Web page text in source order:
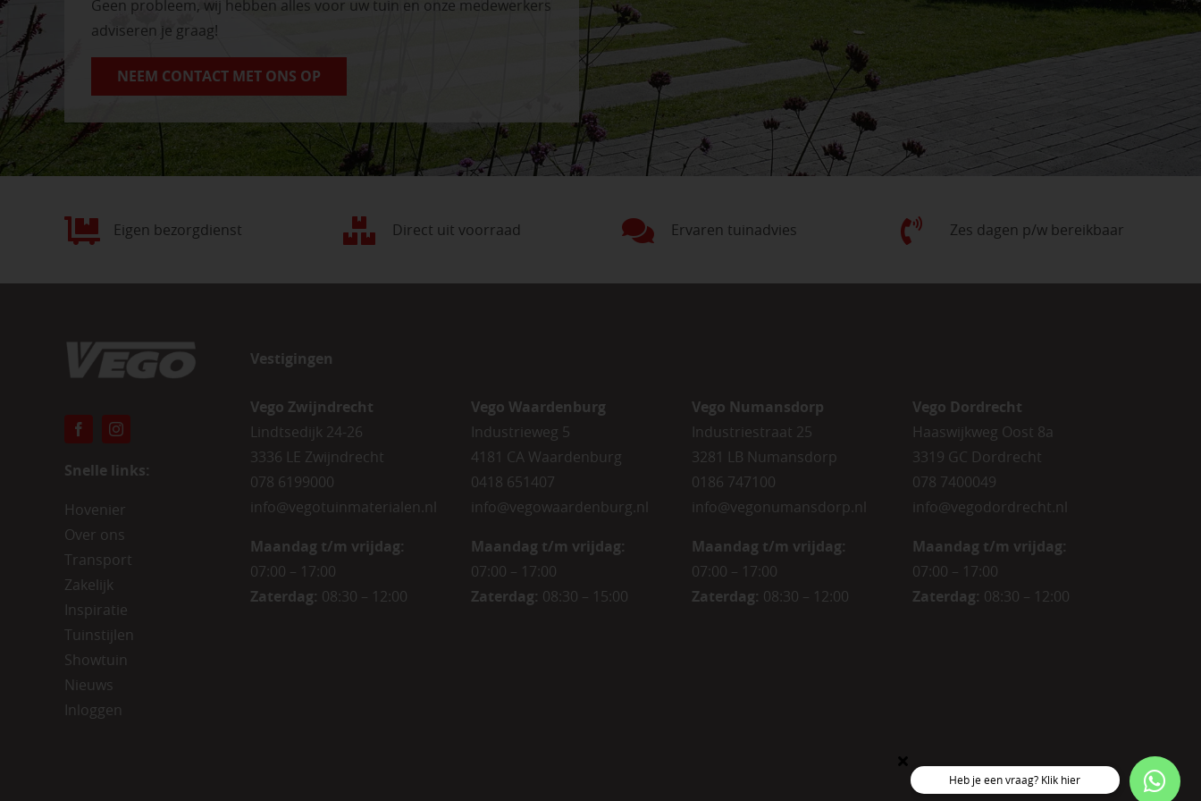
Geen probleem, wij hebben alles voor uw tuin en onze medewerkers
adviseren je graag!
NEEM CONTACT MET ONS OP
Eigen bezorgdienst Direct uit voorraad Ervaren tuinadvies Zes dagen p/w bereikbaar
Snelle links:
Hovenier
Over ons
Transport
Zakelijk
Inspiratie
Tuinstijlen
Showtuin
Nieuws
Inloggen
Vestigingen
Vego Zwijndrecht
Lindtsedijk 24-26
3336 LE Zwijndrecht
078 6199000
info@vegotuinmaterialen.nl
Maandag t/m vrijdag:
07:00 – 17:00
Zaterdag: 08:30 – 12:00
Vego Waardenburg
Industrieweg 5
4181 CA Waardenburg
0418 651407
info@vegowaardenburg.nl
Maandag t/m vrijdag:
07:00 – 17:00
Zaterdag: 08:30 – 15:00
Vego Numansdorp
Industriestraat 25
3281 LB Numansdorp
0186 747100
info@vegonumansdorp.nl
Maandag t/m vrijdag:
07:00 – 17:00
Zaterdag: 08:30 – 12:00
Vego Dordrecht
Haaswijkweg Oost 8a
3319 GC Dordrecht
078 7400049
info@vegodordrecht.nl
Maandag t/m vrijdag:
07:00 – 17:00
Zaterdag: 08:30 – 12:00
Heb je een vraag? Klik hier